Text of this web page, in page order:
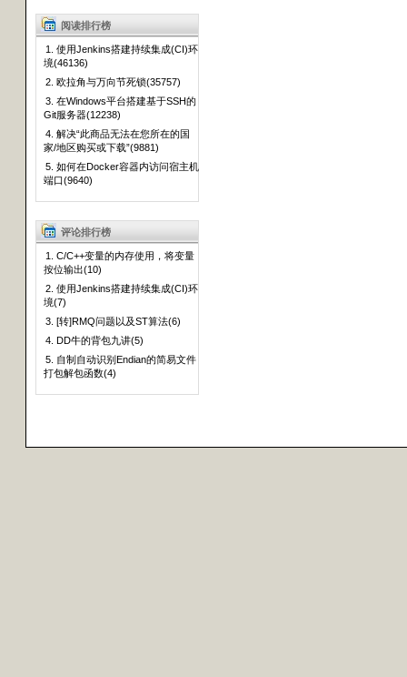
阅读排行榜
1. 使用Jenkins搭建持续集成(CI)环
境(46136)
2. 欧拉角与万向节死锁(35757)
3. 在Windows平台搭建基于SSH的
Git服务器(12238)
4. 解决“此商品无法在您所在的国
家/地区购买或下载”(9881)
5. 如何在Docker容器内访问宿主机
端口(9640)
评论排行榜
1. C/C++变量的内存使用，将变量
按位输出(10)
2. 使用Jenkins搭建持续集成(CI)环
境(7)
3. [转]RMQ问题以及ST算法(6)
4. DD牛的背包九讲(5)
5. 自制自动识别Endian的简易文件
打包解包函数(4)